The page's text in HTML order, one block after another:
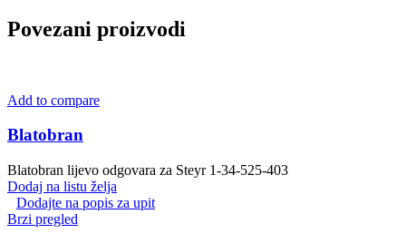
Povezani proizvodi
Add to compare
Blatobran
Blatobran lijevo odgovara za Steyr 1-34-525-403
Dodaj na listu želja
Dodajte na popis za upit
Brzi pregled